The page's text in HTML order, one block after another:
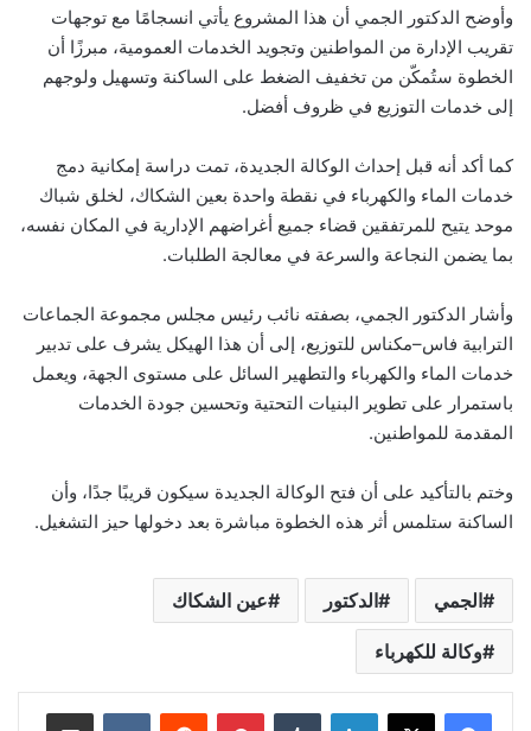
وأوضح الدكتور الجمي أن هذا المشروع يأتي انسجامًا مع توجهات
تقريب الإدارة من المواطنين وتجويد الخدمات العمومية، مبرزًا أن
الخطوة ستُمكّن من تخفيف الضغط على الساكنة وتسهيل ولوجهم
إلى خدمات التوزيع في ظروف أفضل.
كما أكد أنه قبل إحداث الوكالة الجديدة، تمت دراسة إمكانية دمج
خدمات الماء والكهرباء في نقطة واحدة بعين الشكاك، لخلق شباك
موحد يتيح للمرتفقين قضاء جميع أغراضهم الإدارية في المكان نفسه،
بما يضمن النجاعة والسرعة في معالجة الطلبات.
وأشار الدكتور الجمي، بصفته نائب رئيس مجلس مجموعة الجماعات
الترابية فاس–مكناس للتوزيع، إلى أن هذا الهيكل يشرف على تدبير
خدمات الماء والكهرباء والتطهير السائل على مستوى الجهة، ويعمل
باستمرار على تطوير البنيات التحتية وتحسين جودة الخدمات
المقدمة للمواطنين.
وختم بالتأكيد على أن فتح الوكالة الجديدة سيكون قريبًا جدًا، وأن
الساكنة ستلمس أثر هذه الخطوة مباشرة بعد دخولها حيز التشغيل.
الجمي الدكتور عين الشكاك
وكالة للكهرباء
لينكدإن بينتيريست مشاركة عبر البريد